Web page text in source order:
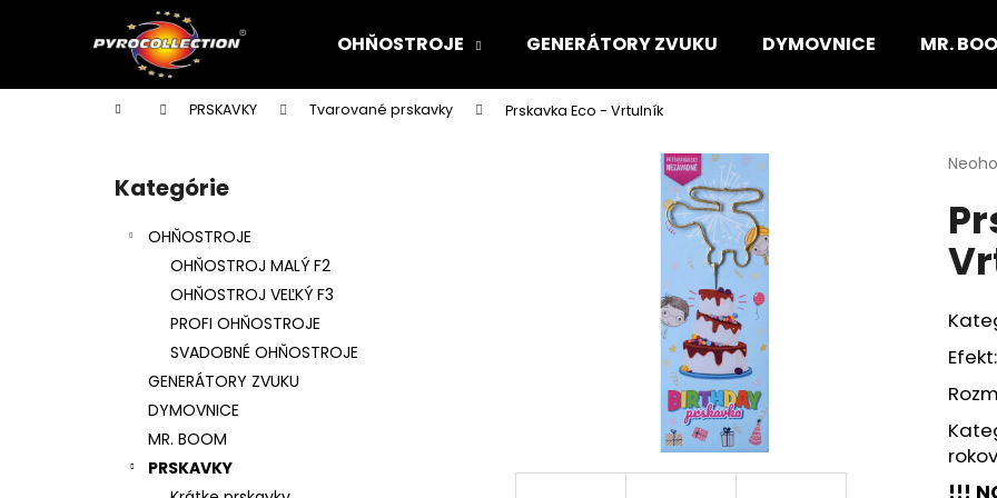
OHŇOSTROJE GENERÁTORY ZVUKU DYMOVNICE MR.
Domov PRSKAVKY Tvarované prskavky Prskavka Eco - Vrtulník
Preskočiť
kategórie
Kategórie
OHŇOSTROJE
OHŇOSTROJ MALÝ F2
OHŇOSTROJ VEĽKÝ F3
PROFI OHŇOSTROJE
SVADOBNÉ OHŇOSTROJE
GENERÁTORY ZVUKU
DYMOVNICE
MR. BOOM
PRSKAVKY
je
0,0
z
rokov
!!!
í
Späť
do
Späť
do
Čo potrebujete nájsť?
Odporúčame